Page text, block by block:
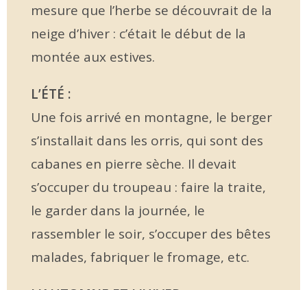
mesure que l’herbe se découvrait de la
neige d’hiver : c’était le début de la
montée aux estives.
L’ÉTÉ :
Une fois arrivé en montagne, le berger
s’installait dans les orris, qui sont des
cabanes en pierre sèche. Il devait
s’occuper du troupeau : faire la traite,
le garder dans la journée, le
rassembler le soir, s’occuper des bêtes
malades, fabriquer le fromage, etc.